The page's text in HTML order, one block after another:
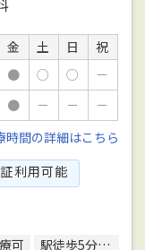
金 土 日
祝
● ○ ○
－
● － －
－
時間の詳細はこちら
利用可能
可 駅徒歩5分圏内